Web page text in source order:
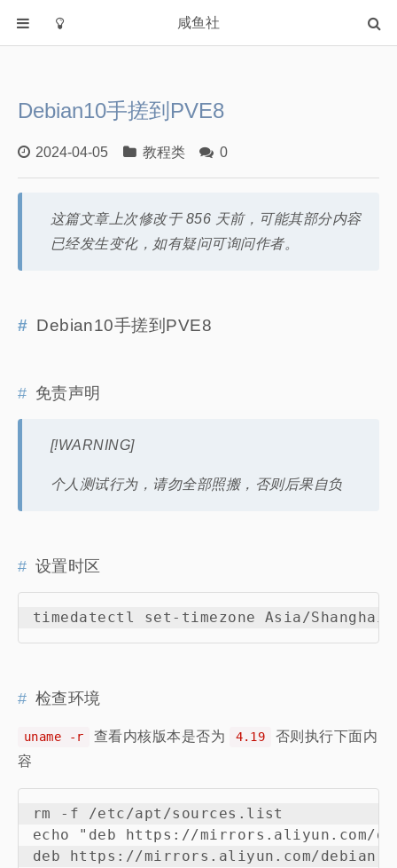
咸鱼社
教程类
Windows
软件
字体
HTML源码
Archlinux
Debian10手搓到PVE8
2024-04-05 教程类 0
这篇文章上次修改于 856 天前，可能其部分内容
已经发生变化，如有疑问可询问作者。
Debian10手搓到PVE8
免责声明
[!WARNING]
个人测试行为，请勿全部照搬，否则后果自负
设置时区
检查环境
uname -r 查看内核版本是否为 4.19
否则执行下面内
容
rm -f /etc/apt/sources.list
echo "deb https://mirrors.aliyun.com/
deb https://mirrors.aliyun.com/debian-